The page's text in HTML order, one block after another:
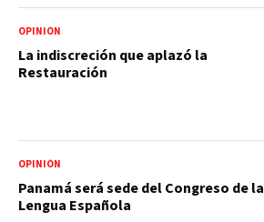
OPINIÓN
La indiscreción que aplazó la
Restauración
OPINIÓN
Panamá será sede del Congreso de la
Lengua Española